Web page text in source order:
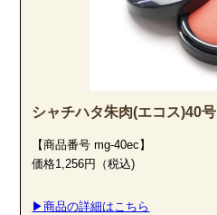
シャチハタ朱肉(エコス)40号
【商品番号 mg-40ec】
価格1,256円（税込)
▶商品の詳細はこちら